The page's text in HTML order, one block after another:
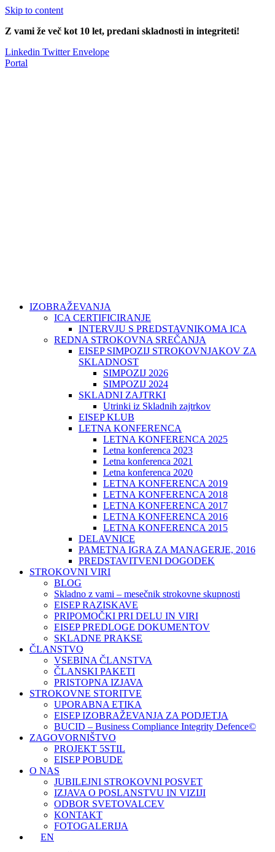
Skip to content
Z vami že več kot 10 let, predani skladnosti in integriteti!
Linkedin Twitter Envelope
Portal
IZOBRAŽEVANJA
ICA CERTIFICIRANJE
INTERVJU S PREDSTAVNIKOMA ICA
REDNA STROKOVNA SREČANJA
EISEP SIMPOZIJ STROKOVNJAKOV ZA
SKLADNOST
SIMPOZIJ 2026
SIMPOZIJ 2024
SKLADNI ZAJTRKI
Utrinki iz Skladnih zajtrkov
EISEP KLUB
LETNA KONFERENCA
LETNA KONFERENCA 2025
Letna konferenca 2023
Letna konferenca 2021
Letna konferenca 2020
LETNA KONFERENCA 2019
LETNA KONFERENCA 2018
LETNA KONFERENCA 2017
LETNA KONFERENCA 2016
LETNA KONFERENCA 2015
DELAVNICE
PAMETNA IGRA ZA MANAGERJE, 2016
PREDSTAVITVENI DOGODEK
STROKOVNI VIRI
BLOG
Skladno z vami – mesečnik strokovne skupnosti
EISEP RAZISKAVE
PRIPOMOČKI PRI DELU IN VIRI
EISEP PREDLOGE DOKUMENTOV
SKLADNE PRAKSE
ČLANSTVO
VSEBINA ČLANSTVA
ČLANSKI PAKETI
PRISTOPNA IZJAVA
STROKOVNE STORITVE
UPORABNA ETIKA
EISEP IZOBRAŽEVANJA ZA PODJETJA
BUCID – Business Compliance Integrity Defence©
ZAGOVORNIŠTVO
PROJEKT 5STIL
EISEP POBUDE
O NAS
JUBILEJNI STROKOVNI POSVET
IZJAVA O POSLANSTVU IN VIZIJI
ODBOR SVETOVALCEV
KONTAKT
FOTOGALERIJA
EN